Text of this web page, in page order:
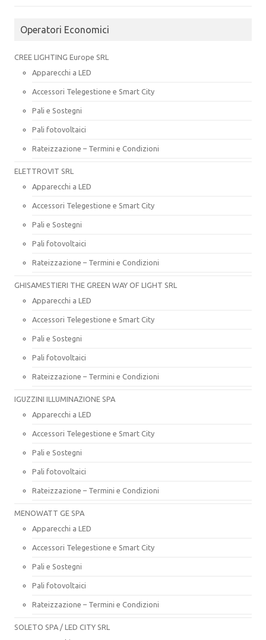
Operatori Economici
CREE LIGHTING Europe SRL
Apparecchi a LED
Accessori Telegestione e Smart City
Pali e Sostegni
Pali fotovoltaici
Rateizzazione – Termini e Condizioni
ELETTROVIT SRL
Apparecchi a LED
Accessori Telegestione e Smart City
Pali e Sostegni
Pali fotovoltaici
Rateizzazione – Termini e Condizioni
GHISAMESTIERI THE GREEN WAY OF LIGHT SRL
Apparecchi a LED
Accessori Telegestione e Smart City
Pali e Sostegni
Pali fotovoltaici
Rateizzazione – Termini e Condizioni
IGUZZINI ILLUMINAZIONE SPA
Apparecchi a LED
Accessori Telegestione e Smart City
Pali e Sostegni
Pali fotovoltaici
Rateizzazione – Termini e Condizioni
MENOWATT GE SPA
Apparecchi a LED
Accessori Telegestione e Smart City
Pali e Sostegni
Pali fotovoltaici
Rateizzazione – Termini e Condizioni
SOLETO SPA / LED CITY SRL